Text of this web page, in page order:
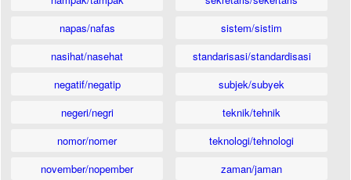
napas/nafas
nasihat/nasehat
negatif/negatip
negeri/negri
nomor/nomer
november/nopember
sistem/sistim
standarisasi/standardisasi
subjek/subyek
teknik/tehnik
teknologi/tehnologi
zaman/jaman